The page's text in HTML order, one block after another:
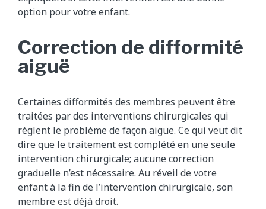
option pour votre enfant.
Correction de difformité
aiguë
Certaines difformités des membres peuvent être
traitées par des interventions chirurgicales qui
règlent le problème de façon aiguë. Ce qui veut dit
dire que le traitement est complété en une seule
intervention chirurgicale; aucune correction
graduelle n’est nécessaire. Au réveil de votre
enfant à la fin de l’intervention chirurgicale, son
membre est déjà droit.